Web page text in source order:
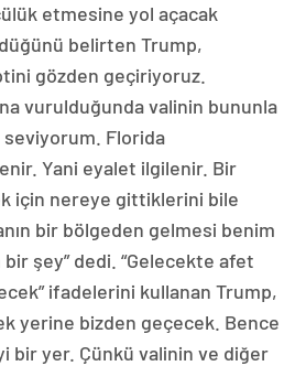
etmesine yol açacak
belirten Trump,
gözden geçiriyoruz.
vurulduğunda valinin bununla
Florida
Yani eyalet ilgilenir. Bir
için nereye gittiklerini bile
bir bölgeden gelmesi benim
şey” dedi. “Gelecekte afet
ifadelerini kullanan Trump,
yerine bizden geçecek. Bence
bir yer. Çünkü valinin ve diğer